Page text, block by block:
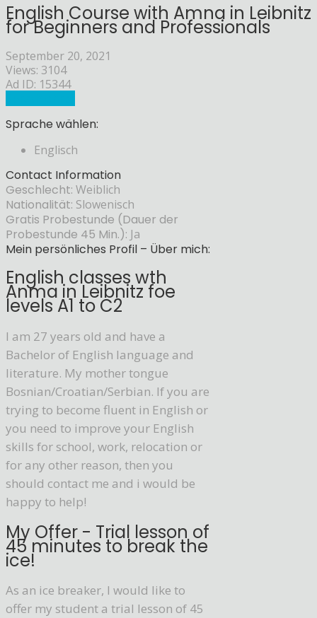
English Course with Amna in Leibnitz
for Beginners and Professionals
September 20, 2021
Views: 3104
Ad ID: 15344
Sprache wählen:
Englisch
Contact Information
Geschlecht: Weiblich
Nationalität: Slowenisch
Gratis Probestunde (Dauer der
Probestunde 45 Min.): Ja
Mein persönliches Profil – Über mich:
English classes wth
Anma in Leibnitz foe
levels A1 to C2
I am 27 years old and have a
Bachelor of English language and
literature. My mother tongue
Bosnian/Croatian/Serbian. If you are
trying to become fluent in English or
you need to improve your English
skills for school, work, relocation or
for any other reason, then you
should contact me and i would be
happy to help!
My Offer - Trial lesson of
45 minutes to break the
ice!
As an ice breaker, I would like to
offer my student a trial lesson of 45